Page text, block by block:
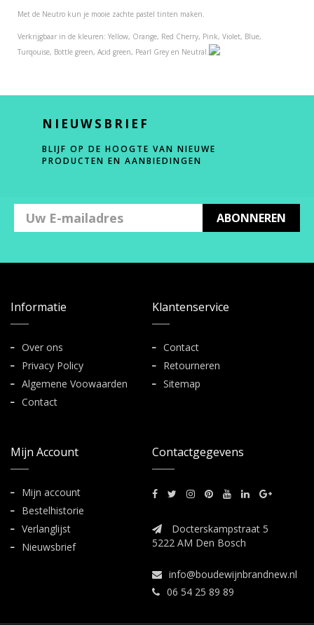
Met de Neutro kun je mooie zachte pastel tinten maken.
Verkrijgbaar in de kleuren: Yellow, Orange, Red Cherry, Pink, Violet, Blue,
Turqouise, Bottle green, Acid green, Pearl Grey en Neutral.
NIEUWSBRIEF
BLIJF OP DE HOOGTE VAN NIEUWE
PRODUCTEN EN AANBIEDINGEN
ABONNEREN
Informatie
Over ons
Privacy Policy
Algemene Voowaarden
Contact
Klantenservice
Contact
Retourneren
Sitemap
Mijn Account
Mijn account
Bestelhistorie
Verlanglijst
Nieuwsbrief
Contactgegevens
Docterskampstraat 5
5222 AM Den Bosch
info@boudewijnbrandnew.nl
06 54 25 89 89